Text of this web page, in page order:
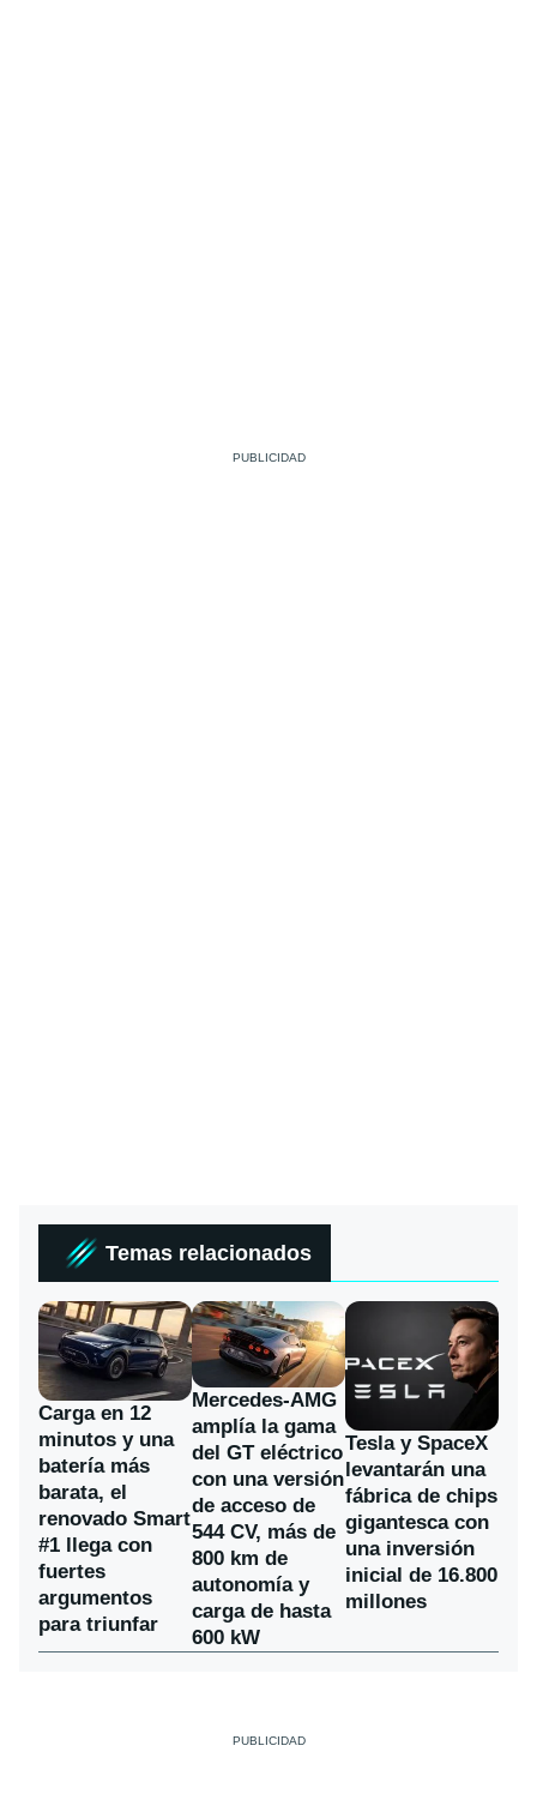
Temas relacionados
Carga en 12
minutos y una
batería más
barata, el
renovado Smart
#1 llega con
fuertes
argumentos
para triunfar
Mercedes-AMG
amplía la gama
del GT eléctrico
con una versión
de acceso de
544 CV, más de
800 km de
autonomía y
carga de hasta
600 kW
Tesla y SpaceX
levantarán una
fábrica de chips
gigantesca con
una inversión
inicial de 16.800
millones